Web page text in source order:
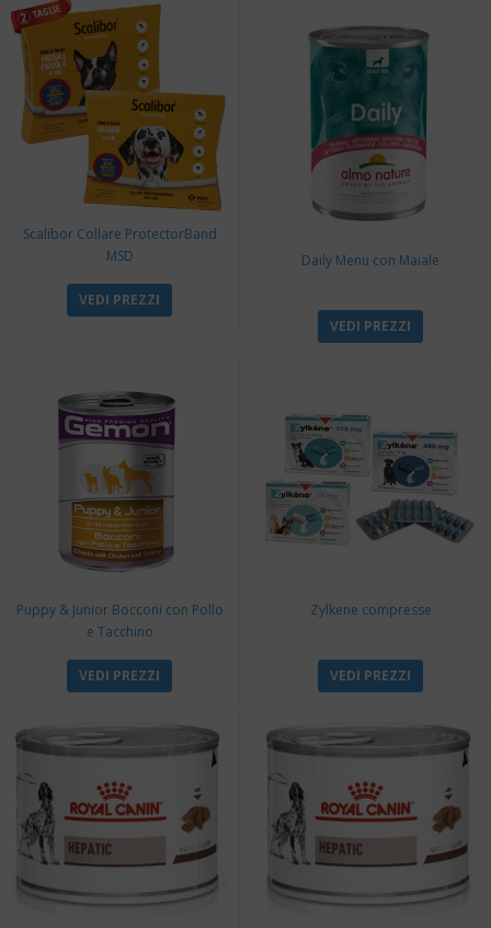
Scalibor Collare ProtectorBand
MSD
VEDI PREZZI
Daily Menu con Maiale
VEDI PREZZI
Puppy & Junior Bocconi con Pollo
e Tacchino
VEDI PREZZI
Zylkene compresse
VEDI PREZZI